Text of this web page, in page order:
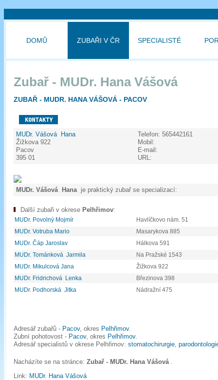
DOMŮ ZUBAŘI V ČR SPECIALISTÉ
Zubař - MUDr. Hana Vášová
ZUBAŘ - MUDR. HANA VÁŠOVÁ - PACOV
MUDr. Vášová Hana
Žižkova 922
Pacov
395 01
Telefon:
Mobil:
E-mail:
URL:
565442161
MUDr. Vášová Hana je praktický zubař se specializací:
Další zubaři v okrese Pelhřimov:
MUDr. Povolný Mojmír
Havlíčkovo nám. 51
MUDr. Votruba Mario
Masarykova 885
MUDr. Čáp Jaroslav
Hálkova 591
MUDr. Tománková Jarmila
Na Pražské 1543
MUDr. Mikulcová Jana
Žižkova 922
MUDr. Fridrichová Lenka
Březinova 398
MUDr. Podhorská Jitka
Nádražní 475
Adresář zubařů - Pacov, okres Pelhřimov.
Zubní pohotovost - Pacov, okres Pelhřimov.
Adresář specialistů v okrese Pelhřimov: stomatochirurgie,
Nacházíte se na stránce: Zubař - MUDr. Hana Vášová .
Link: MUDr. Hana Vášová